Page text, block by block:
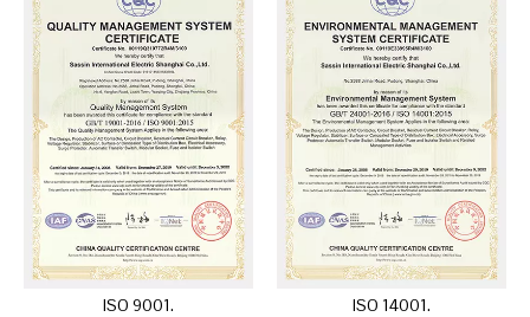
ISO 9001. ISO 14001.